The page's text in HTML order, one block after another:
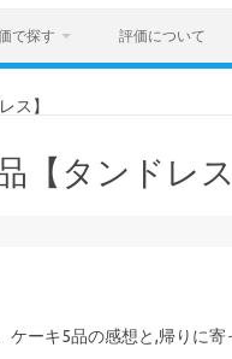
で探す 評価について
ス】
【タンドレス
ーキ5品の感想と,帰りに寄